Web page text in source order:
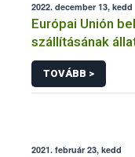
2022. december 13, kedd
Európai Unión
szállításának
TOVÁBB >
2021. február 23, kedd